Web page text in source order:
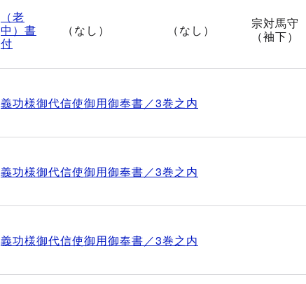
（老
中）書
付
（なし） （なし）
宗対馬守
（袖下）
義功様御代信使御用御奉書／3巻之内
義功様御代信使御用御奉書／3巻之内
義功様御代信使御用御奉書／3巻之内